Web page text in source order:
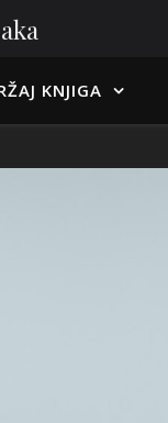
KNJIGA